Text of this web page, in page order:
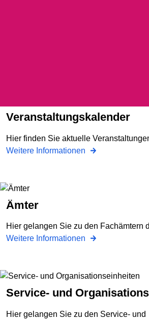
Veranstaltungskalender
Hier finden Sie aktuelle
Weitere Informationen
Ämter
Hier gelangen Sie zu den Fachämtern
Weitere Informationen
Service- und
Hier gelangen Sie zu den Service- und